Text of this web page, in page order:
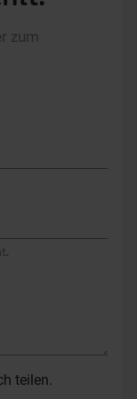
zum
teilen.